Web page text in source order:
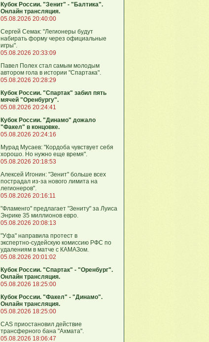
Кубок России. "Зенит" - "Балтика".
Онлайн трансляция.
05.08.2026 20:40:00
Сергей Семак: "Легионеры будут
набирать форму через официальные
игры".
05.08.2026 20:33:09
Павел Полех стал самым молодым
автором гола в истории "Спартака".
05.08.2026 20:28:29
Кубок России. "Спартак" забил пять
мячей "Оренбургу".
05.08.2026 20:24:41
Кубок России. "Динамо" дожало
"Факел" в концовке.
05.08.2026 20:24:16
Мурад Мусаев: "Кордоба чувствует себя
хорошо. Но нужно еще время".
05.08.2026 20:18:53
Алексей Игонин: "Зенит" больше всех
пострадал из-за нового лимита на
легионеров".
05.08.2026 20:16:11
"Фламенго" предлагает "Зениту" за Луиса
Энрике 35 миллионов евро.
05.08.2026 20:08:13
"Уфа" направила протест в
экспертно‑судейскую комиссию РФС по
удалениям в матче с КАМАЗом.
05.08.2026 20:01:02
Кубок России. "Спартак" - "Оренбург".
Онлайн трансляция.
05.08.2026 18:25:00
Кубок России. "Факел" - "Динамо".
Онлайн трансляция.
05.08.2026 18:25:00
CAS приостановил действие
трансферного бана "Ахмата".
05.08.2026 18:06:47